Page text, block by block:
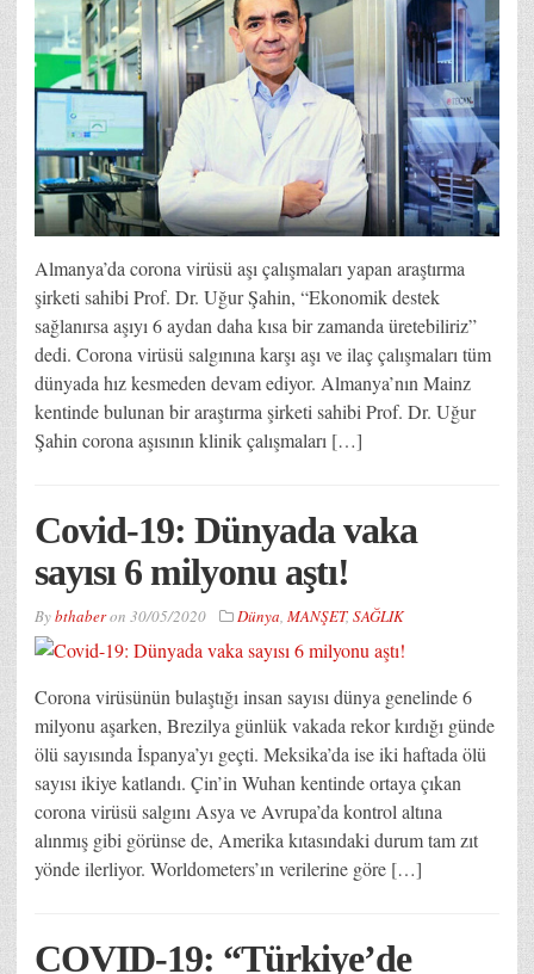
Almanya’da corona virüsü aşı çalışmaları yapan araştırma
şirketi sahibi Prof. Dr. Uğur Şahin, “Ekonomik destek
sağlanırsa aşıyı 6 aydan daha kısa bir zamanda üretebiliriz”
dedi. Corona virüsü salgınına karşı aşı ve ilaç çalışmaları tüm
dünyada hız kesmeden devam ediyor. Almanya’nın Mainz
kentinde bulunan bir araştırma şirketi sahibi Prof. Dr. Uğur
Şahin corona aşısının klinik çalışmaları […]
Covid-19: Dünyada vaka
sayısı 6 milyonu aştı!
Bybthaberon 30/05/2020 Dünya, MANŞET, SAĞLIK
Corona virüsünün bulaştığı insan sayısı dünya genelinde 6
milyonu aşarken, Brezilya günlük vakada rekor kırdığı günde
ölü sayısında İspanya’yı geçti. Meksika’da ise iki haftada ölü
sayısı ikiye katlandı. Çin’in Wuhan kentinde ortaya çıkan
corona virüsü salgını Asya ve Avrupa’da kontrol altına
alınmış gibi görünse de, Amerika kıtasındaki durum tam zıt
yönde ilerliyor. Worldometers’ın verilerine göre […]
COVID-19: “Türkiye’de